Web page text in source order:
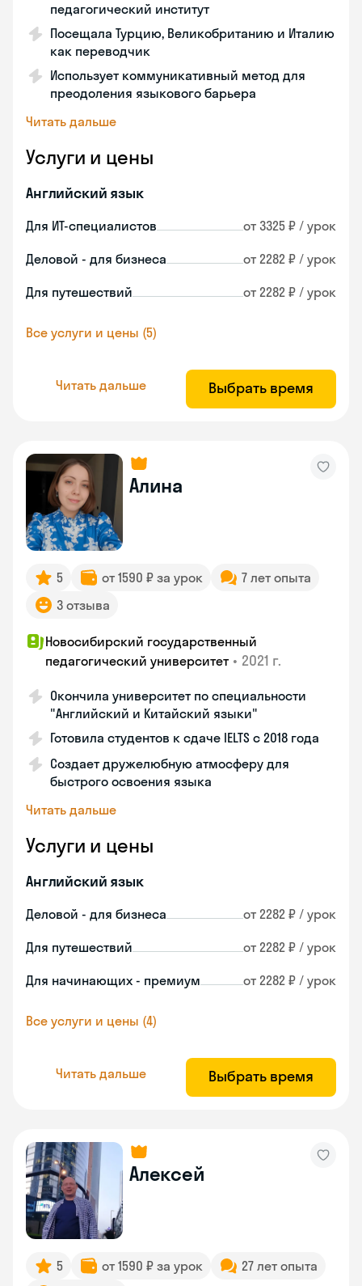
педагогический институт
Посещала Турцию, Великобританию и Италию
как переводчик
Использует коммуникативный метод для
преодоления языкового барьера
Читать дальше
Услуги и цены
Английский язык
Для ИТ-специалистов от 3325 ₽ / урок
Деловой - для бизнеса от 2282 ₽ / урок
Для путешествий от 2282 ₽ / урок
Все услуги и цены (5)
Читать дальше Выбрать время
Алина
5 от 1590 ₽ за урок
7 лет опыта
3 отзыва
Новосибирский государственный
педагогический университет • 2021 г.
Окончила университет по специальности
"Английский и Китайский языки"
Готовила студентов к сдаче IELTS с 2018 года
Создает дружелюбную атмосферу для
быстрого освоения языка
Читать дальше
Услуги и цены
Английский язык
Деловой - для бизнеса от 2282 ₽ / урок
Для путешествий от 2282 ₽ / урок
Для начинающих - премиум от 2282 ₽ / урок
Все услуги и цены (4)
Читать дальше Выбрать время
Алексей
5 от 1590 ₽ за урок
27 лет опыта